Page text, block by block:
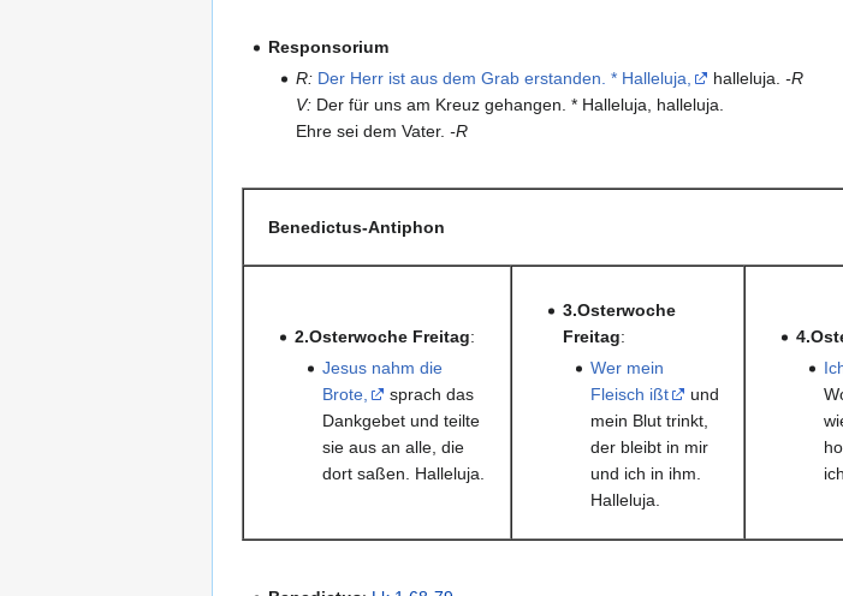
Responsorium
R: Der Herr ist aus dem Grab erstanden. * Halleluja, halleluja. -R
V:Der für uns am Kreuz gehangen. * Halleluja, halleluja.
Ehre sei dem Vater. -R
Benedictus-Antiphon
2.Osterwoche Freitag:
Jesus nahm die
Brote,
sprach das
Dankgebet und teilte
sie aus an alle, die
dort saßen. Halleluja.
3.Osterwoche
Freitag:
Wer mein
Fleisch ißt
und
mein Blut trinkt,
der bleibt in mir
und ich in ihm.
Halleluja.